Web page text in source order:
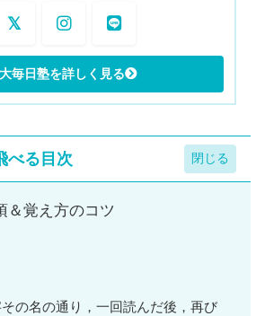
べる目次
＆覚え方のコツ
の名の通り，一回読んだ後，再び